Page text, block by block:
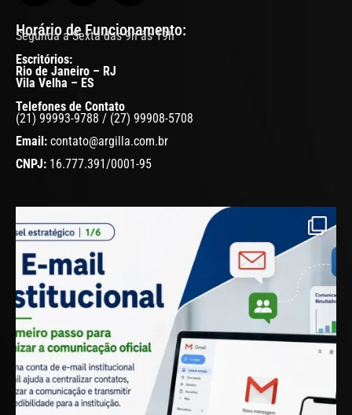
Horário de Funcionamento:
Segunda a Sexta das 9h às 19h
Escritórios:
Rio de Janeiro – RJ
Vila Velha – ES
Telefones de Contato
(21) 99993-9788 / (27) 99908-5708
Email: contato@argilla.com.br
CNPJ: 16.777.391/0001-95